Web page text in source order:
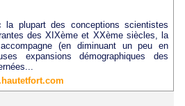
la plupart des conceptions scientistes
des XIXème et XXème siècles, la
(en diminuant un peu en
expansions démographiques des